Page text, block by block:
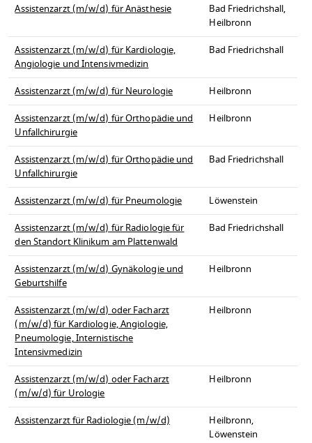
Assistenzarzt (m/w/d) für Anästhesie
Bad Friedrichshall,
Heilbronn
Assistenzarzt (m/w/d) für Kardiologie,
Angiologie und Intensivmedizin
Bad Friedrichshall
Assistenzarzt (m/w/d) für Neurologie
Heilbronn
Assistenzarzt (m/w/d) für Orthopädie und
Unfallchirurgie
Heilbronn
Assistenzarzt (m/w/d) für Orthopädie und
Unfallchirurgie
Bad Friedrichshall
Assistenzarzt (m/w/d) für Pneumologie
Löwenstein
Assistenzarzt (m/w/d) für Radiologie für
den Standort Klinikum am Plattenwald
Bad Friedrichshall
Assistenzarzt (m/w/d) Gynäkologie und
Geburtshilfe
Heilbronn
Assistenzarzt (m/w/d) oder Facharzt
(m/w/d) für Kardiologie, Angiologie,
Pneumologie, Internistische
Intensivmedizin
Heilbronn
Assistenzarzt (m/w/d) oder Facharzt
(m/w/d) für Urologie
Heilbronn
Assistenzarzt für Radiologie (m/w/d)
Heilbronn,
Löwenstein